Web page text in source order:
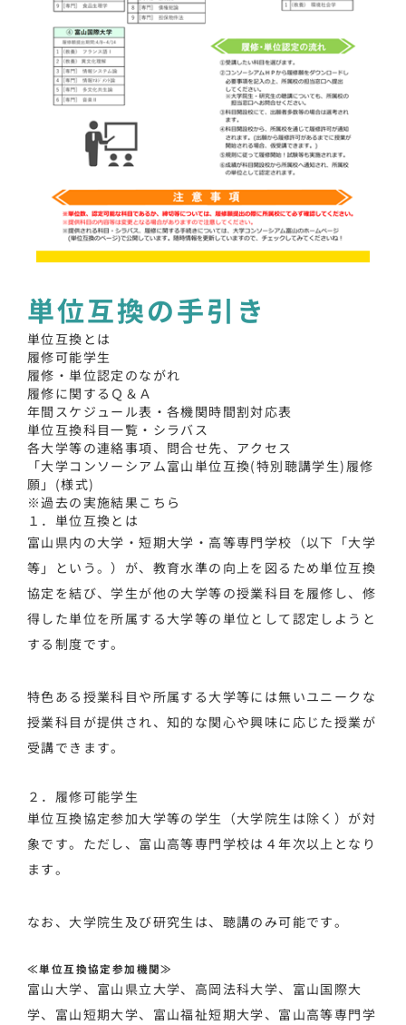
単位互換の手引き
単位互換とは
履修可能学生
履修・単位認定のながれ
履修に関するＱ＆Ａ
年間スケジュール表・各機関時間割対応表
単位互換科目一覧・シラバス
各大学等の連絡事項、問合せ先、アクセス
「大学コンソーシアム富山単位互換(特別聴講学生)履修
願」(様式)
※過去の実施結果こちら
１．単位互換とは
富山県内の大学・短期大学・高等専門学校（以下「大学
等」という。）が、教育水準の向上を図るため単位互換
協定を結び、学生が他の大学等の授業科目を履修し、修
得した単位を所属する大学等の単位として認定しようと
する制度です。
特色ある授業科目や所属する大学等には無いユニークな
授業科目が提供され、知的な関心や興味に応じた授業が
受講できます。
２．履修可能学生
単位互換協定参加大学等の学生（大学院生は除く）が対
象です。ただし、富山高等専門学校は４年次以上となり
ます。
なお、大学院生及び研究生は、聴講のみ可能です。
≪単位互換協定参加機関≫
富山大学、富山県立大学、高岡法科大学、富山国際大
学、富山短期大学、富山福祉短期大学、富山高等専門学